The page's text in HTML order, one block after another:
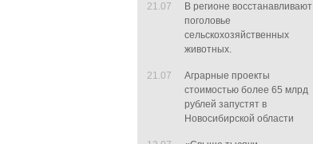
21.07
В регионе восстанавливают
поголовье
сельскохозяйственных
животных.
21.07
Аграрные проекты
стоимостью более 65 млрд
рублей запустят в
Новосибирской области